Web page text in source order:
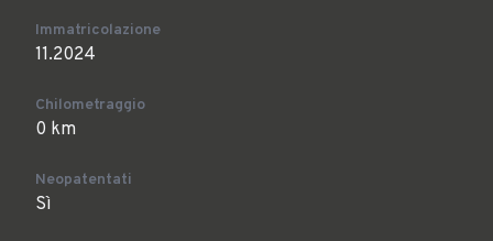
Immatricolazione
11.2024
Chilometraggio
0 km
Neopatentati
Sì